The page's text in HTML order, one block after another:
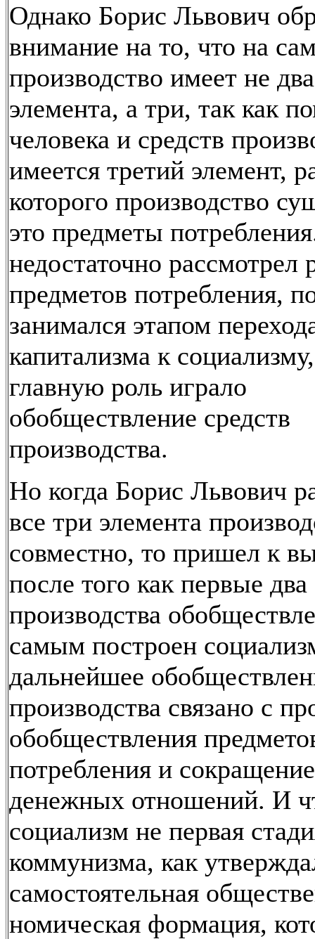
Однако Борис Львович
внимание на то, что на
производство имеет не
элемента, а три, так как
человека и средств
имеется третий элемент,
которого производство
это предметы
недостаточно рассмотрел
предметов потребления,
занимался этапом
капитализма к
главную роль играло
обобществление средств
производства.
Но когда Борис Львович
все три элемента
совместно, то пришел к
после того как первые два
производства
самым построен
дальнейшее
производства связано с
обобществления
потребления и
денежных отношений. И
социализм не первая
коммунизма, как
самостоятельная
номическая формация,